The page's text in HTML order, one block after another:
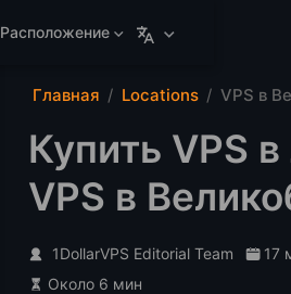
Расположение
Главная Locations VPS в
Купить VPS
VPS в
1DollarVPS Editorial Team 17
Около 6 мин